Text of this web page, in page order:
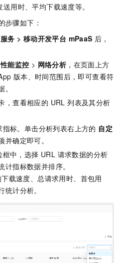
用时、平均下载速度等。
步骤如下：
务 > 移动开发平台 mPaaS 后，
性能监控 > 网络分析，在页面上方
版本、时间范围后，即可查看符
，查看相应的 URL 列表及其分析
标。单击分析列表右上方的 自定
并确定即可。
中，选择 URL 请求数据的分析
指标数据并排序。
载速度、总请求用时、首包用
计分析。